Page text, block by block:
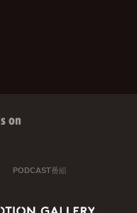
on
PODCAST番組